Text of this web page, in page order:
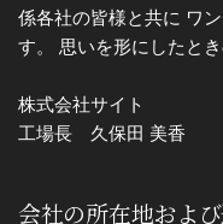
係各社の皆様と共に ワ
す。 思いを形にしたと
株式会社サイト
工場長 久保田 美香
会社の所在地およ